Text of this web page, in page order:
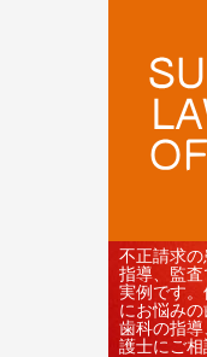
不正請求の
指導、監
実例です
にお悩みの
歯科の指
護士にご相